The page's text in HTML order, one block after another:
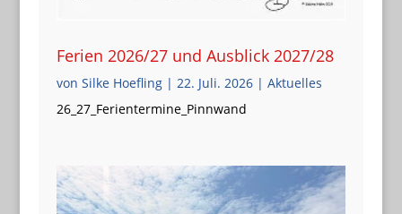
Ferien 2026/27 und Ausblick 2027/28
von Silke Hoefling| 22. Juli. 2026| Aktuelles
26_27_Ferientermine_Pinnwand